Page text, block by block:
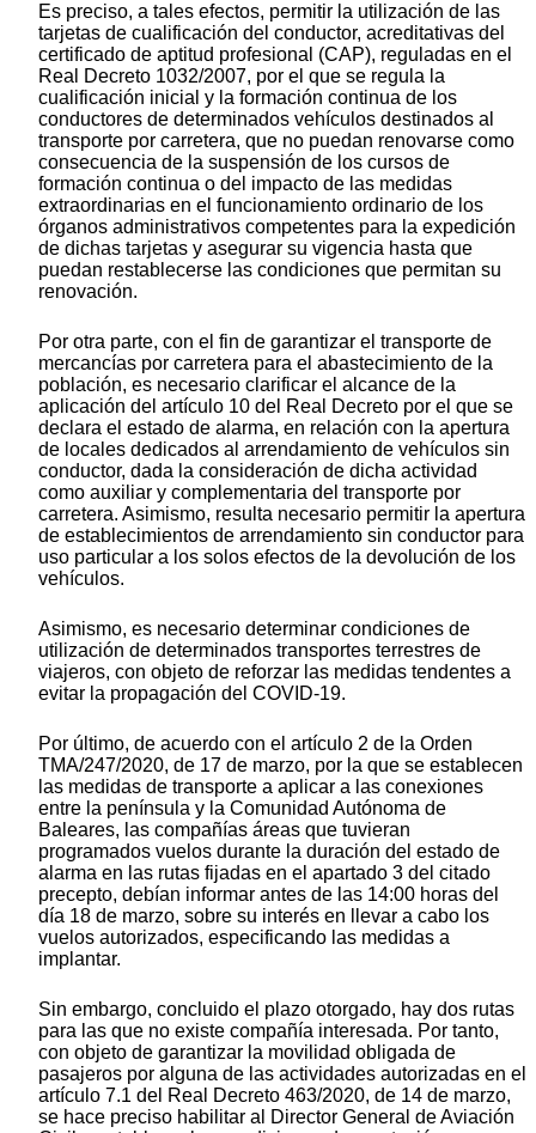
Es preciso, a tales efectos, permitir la utilización de las
tarjetas de cualificación del conductor, acreditativas del
certificado de aptitud profesional (CAP), reguladas en el
Real Decreto 1032/2007, por el que se regula la
cualificación inicial y la formación continua de los
conductores de determinados vehículos destinados al
transporte por carretera, que no puedan renovarse como
consecuencia de la suspensión de los cursos de
formación continua o del impacto de las medidas
extraordinarias en el funcionamiento ordinario de los
órganos administrativos competentes para la expedición
de dichas tarjetas y asegurar su vigencia hasta que
puedan restablecerse las condiciones que permitan su
renovación.
Por otra parte, con el fin de garantizar el transporte de
mercancías por carretera para el abastecimiento de la
población, es necesario clarificar el alcance de la
aplicación del artículo 10 del Real Decreto por el que se
declara el estado de alarma, en relación con la apertura
de locales dedicados al arrendamiento de vehículos sin
conductor, dada la consideración de dicha actividad
como auxiliar y complementaria del transporte por
carretera. Asimismo, resulta necesario permitir la apertura
de establecimientos de arrendamiento sin conductor para
uso particular a los solos efectos de la devolución de los
vehículos.
Asimismo, es necesario determinar condiciones de
utilización de determinados transportes terrestres de
viajeros, con objeto de reforzar las medidas tendentes a
evitar la propagación del COVID-19.
Por último, de acuerdo con el artículo 2 de la Orden
TMA/247/2020, de 17 de marzo, por la que se establecen
las medidas de transporte a aplicar a las conexiones
entre la península y la Comunidad Autónoma de
Baleares, las compañías áreas que tuvieran
programados vuelos durante la duración del estado de
alarma en las rutas fijadas en el apartado 3 del citado
precepto, debían informar antes de las 14:00 horas del
día 18 de marzo, sobre su interés en llevar a cabo los
vuelos autorizados, especificando las medidas a
implantar.
Sin embargo, concluido el plazo otorgado, hay dos rutas
para las que no existe compañía interesada. Por tanto,
con objeto de garantizar la movilidad obligada de
pasajeros por alguna de las actividades autorizadas en el
artículo 7.1 del Real Decreto 463/2020, de 14 de marzo,
se hace preciso habilitar al Director General de Aviación